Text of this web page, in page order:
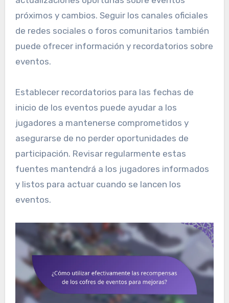
próximos y cambios. Seguir los canales oficiales
de redes sociales o foros comunitarios también
puede ofrecer información y recordatorios sobre
eventos.
Establecer recordatorios para las fechas de
inicio de los eventos puede ayudar a los
jugadores a mantenerse comprometidos y
asegurarse de no perder oportunidades de
participación. Revisar regularmente estas
fuentes mantendrá a los jugadores informados
y listos para actuar cuando se lancen los
eventos.